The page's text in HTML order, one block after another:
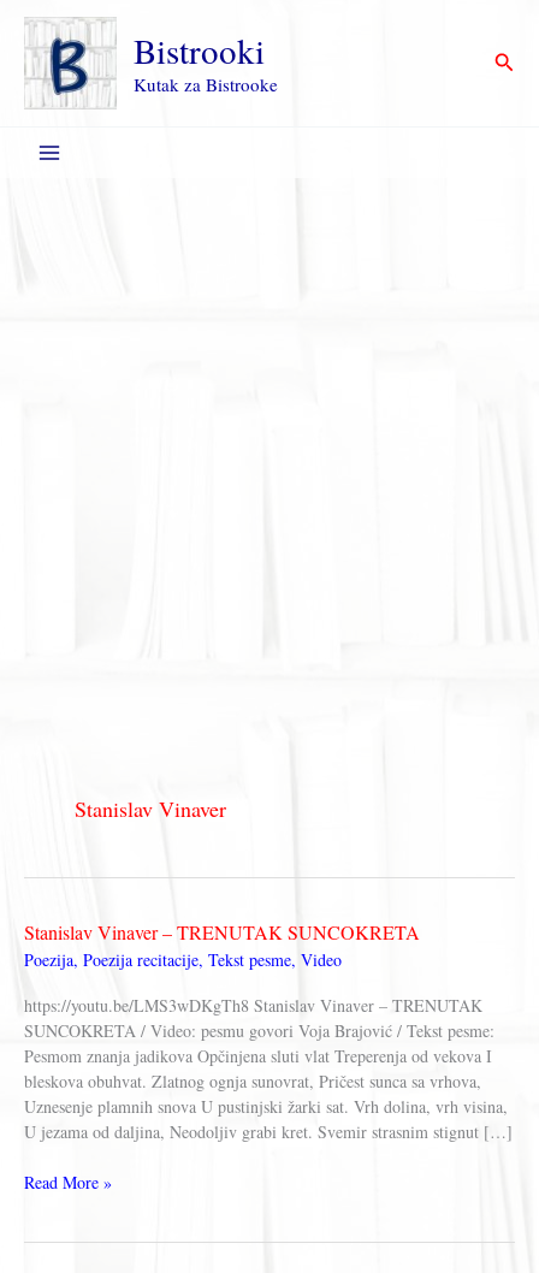
Пређи
садржај
Bistrooki
Kutak za Bistrooke
Stanislav Vinaver
Stanislav Vinaver – TRENUTAK SUNCOKRETA
Poezija, Poezija recitacije, Tekst pesme, Video
https://youtu.be/LMS3wDKgTh8 Stanislav Vinaver – TRENUTAK
SUNCOKRETA / Video: pesmu govori Voja Brajović / Tekst pesme:
Pesmom znanja jadikova Opčinjena sluti vlat Treperenja od vekova I
bleskova obuhvat. Zlatnog ognja sunovrat, Pričest sunca sa vrhova,
Uznesenje plamnih snova U pustinjski žarki sat. Vrh dolina, vrh visina,
U jezama od daljina, Neodoljiv grabi kret. Svemir strasnim stignut […]
Stanislav
Read More »